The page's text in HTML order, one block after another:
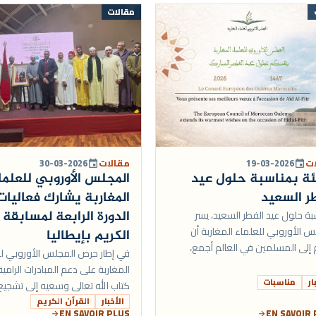
مقالات
مقالاتevent
30-03-2026
المجلس الأوروبي
المغاربة يشارك
الدورة الرابعة
الكريم بإيطاليا
في إطار حرص المجلس الأوروبي
المغاربة على دعم المبادرات
كتاب الله تعالى وسعيه إلى
الأطفال والشباب المقبلين على
الأخبار القرآن الكريم
arrow_forward
event
19-03-2026
بمناسبة حلول عيد
السعيد
حلول عيد الفطر السعيد، يسر
الأوروبي للعلماء المغاربة أن
إلى المسلمين في العالم أجمع،
أن يدخل...
مناسبات
arrow_forward